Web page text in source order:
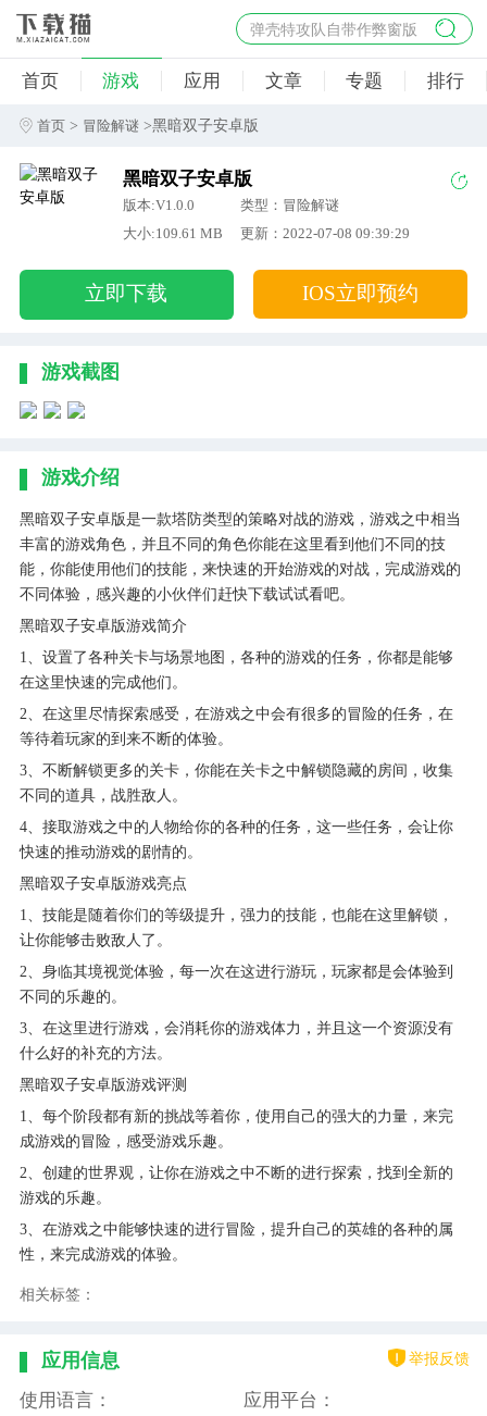
弹壳特攻队自带作弊窗版
杀手47行动
地狱幸存者破解版
首页 游戏 应用 文章 专题 排行
首页 > 冒险解谜 >黑暗双子安卓版
黑暗双子安卓版
版本:V1.0.0
类型：冒险解谜
大小:109.61 MB
更新：2022-07-08 09:39:29
立即下载 IOS立即预约
游戏截图
游戏介绍
黑暗双子安卓版是一款塔防类型的策略对战的游戏，游戏之中相当
丰富的游戏角色，并且不同的角色你能在这里看到他们不同的技
能，你能使用他们的技能，来快速的开始游戏的对战，完成游戏的
不同体验，感兴趣的小伙伴们赶快下载试试看吧。
黑暗双子安卓版游戏简介
1、设置了各种关卡与场景地图，各种的游戏的任务，你都是能够
在这里快速的完成他们。
2、在这里尽情探索感受，在游戏之中会有很多的冒险的任务，在
等待着玩家的到来不断的体验。
3、不断解锁更多的关卡，你能在关卡之中解锁隐藏的房间，收集
不同的道具，战胜敌人。
4、接取游戏之中的人物给你的各种的任务，这一些任务，会让你
快速的推动游戏的剧情的。
黑暗双子安卓版游戏亮点
1、技能是随着你们的等级提升，强力的技能，也能在这里解锁，
让你能够击败敌人了。
2、身临其境视觉体验，每一次在这进行游玩，玩家都是会体验到
不同的乐趣的。
3、在这里进行游戏，会消耗你的游戏体力，并且这一个资源没有
什么好的补充的方法。
黑暗双子安卓版游戏评测
1、每个阶段都有新的挑战等着你，使用自己的强大的力量，来完
成游戏的冒险，感受游戏乐趣。
2、创建的世界观，让你在游戏之中不断的进行探索，找到全新的
游戏的乐趣。
3、在游戏之中能够快速的进行冒险，提升自己的英雄的各种的属
性，来完成游戏的体验。
相关标签：
应用信息 举报反馈
使用语言：
应用平台：